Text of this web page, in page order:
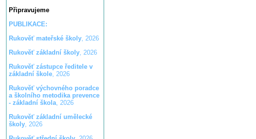
Připravujeme
PUBLIKACE:
Rukověť mateřské školy, 2026
Rukověť základní školy, 2026
Rukověť zástupce ředitele v
základní škole, 2026
Rukověť výchovného poradce
a školního metodika prevence
- základní škola, 2026
Rukověť základní umělecké
školy, 2026